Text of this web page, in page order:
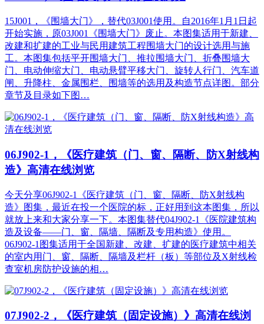
15J001，《围墙大门》，替代03J001使用。自2016年1月1日起
开始实施，原03J001《围墙大门》废止。本图集适用于新建、
改建和扩建的工业与民用建筑工程围墙大门的设计选用与施
工。本图集包括平开围墙大门、推拉围墙大门、折叠围墙大
门、电动伸缩大门、电动悬臂平移大门、旋转人行门、汽车道
闸、升降柱、金属围栏、围墙等的选用及构造节点详图。部分
章节及目录如下图…
06J902-1，《医疗建筑（门、窗、隔断、防X射线构
造》高清在线浏览
今天分享06J902-1《医疗建筑（门、窗、隔断、防X射线构
造》图集，最近在投一个医院的标，正好用到这本图集，所以
就放上来和大家分享一下。本图集替代04J902-1《医院建筑构
造及设备——门、窗、隔墙、隔断及专用构造》使用。
06J902-1图集适用于全国新建、改建、扩建的医疗建筑中相关
的室内用门、窗、隔断、隔墙及栏杆（板）等部位及X射线检
查室机房防护设施的相…
07J902-2，《医疗建筑（固定设施）》高清在线浏